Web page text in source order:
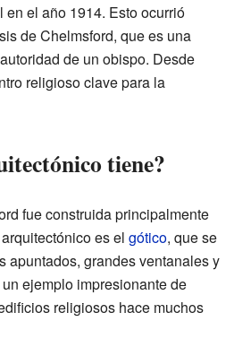
el año 1914. Esto ocurrió
de Chelmsford, que es una
de un obispo. Desde
religioso clave para la
tiene?
fue construida principalmente
es el gótico, que se
apuntados, grandes ventanales y
ejemplo impresionante de
religiosos hace muchos